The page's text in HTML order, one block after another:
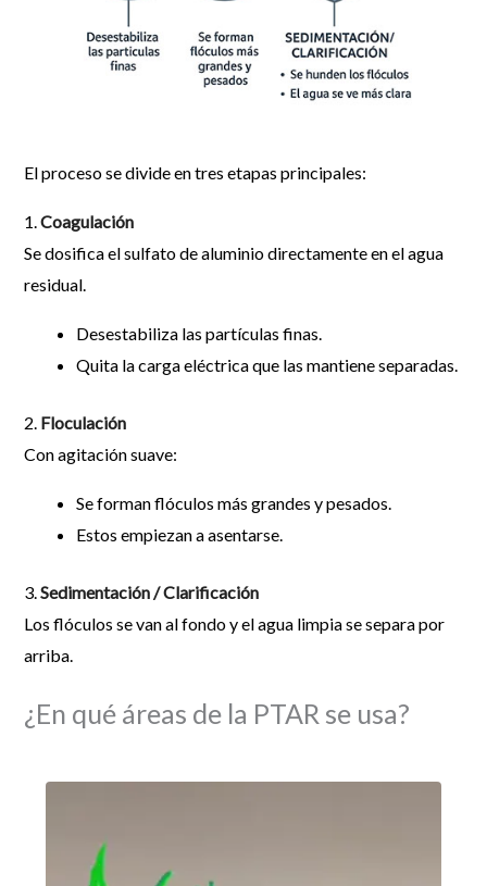
El proceso se divide en tres etapas principales:
1.Coagulación
Se dosifica el sulfato de aluminio directamente en el agua
residual.
Desestabiliza las partículas finas.
Quita la carga eléctrica que las mantiene separadas.
2. Floculación
Con agitación suave:
Se forman flóculos más grandes y pesados.
Estos empiezan a asentarse.
3.Sedimentación / Clarificación
Los flóculos se van al fondo y el agua limpia se separa por
arriba.
¿En qué áreas de la PTAR se usa?